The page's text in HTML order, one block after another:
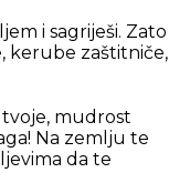
i sagriješi. Zato
kerube zaštitniče,
mudrost
Na zemlju te
da te